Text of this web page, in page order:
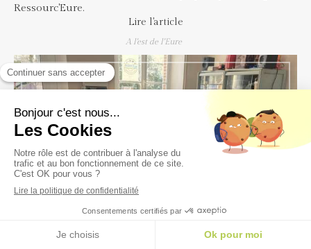
Ressourc'Eure.
Lire l'article
A l'est de l'Eure